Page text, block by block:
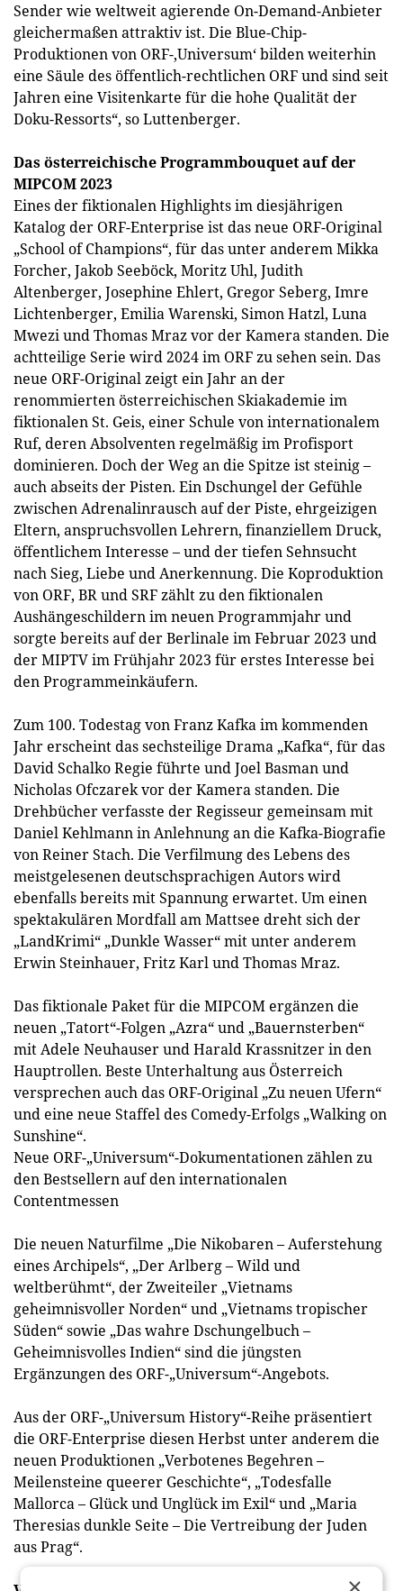
Sender wie weltweit agierende On-Demand-Anbieter
gleichermaßen attraktiv ist. Die Blue-Chip-
Produktionen von ORF-‚Universum‘ bilden weiterhin
eine Säule des öffentlich-rechtlichen ORF und sind seit
Jahren eine Visitenkarte für die hohe Qualität der
Doku-Ressorts“, so Luttenberger.
Das österreichische Programmbouquet auf der
MIPCOM 2023
Eines der fiktionalen Highlights im diesjährigen
Katalog der ORF-Enterprise ist das neue ORF-Original
„School of Champions“, für das unter anderem Mikka
Forcher, Jakob Seeböck, Moritz Uhl, Judith
Altenberger, Josephine Ehlert, Gregor Seberg, Imre
Lichtenberger, Emilia Warenski, Simon Hatzl, Luna
Mwezi und Thomas Mraz vor der Kamera standen. Die
achtteilige Serie wird 2024 im ORF zu sehen sein. Das
neue ORF-Original zeigt ein Jahr an der
renommierten österreichischen Skiakademie im
fiktionalen St. Geis, einer Schule von internationalem
Ruf, deren Absolventen regelmäßig im Profisport
dominieren. Doch der Weg an die Spitze ist steinig –
auch abseits der Pisten. Ein Dschungel der Gefühle
zwischen Adrenalinrausch auf der Piste, ehrgeizigen
Eltern, anspruchsvollen Lehrern, finanziellem Druck,
öffentlichem Interesse – und der tiefen Sehnsucht
nach Sieg, Liebe und Anerkennung. Die Koproduktion
von ORF, BR und SRF zählt zu den fiktionalen
Aushängeschildern im neuen Programmjahr und
sorgte bereits auf der Berlinale im Februar 2023 und
der MIPTV im Frühjahr 2023 für erstes Interesse bei
den Programmeinkäufern.
Zum 100. Todestag von Franz Kafka im kommenden
Jahr erscheint das sechsteilige Drama „Kafka“, für das
David Schalko Regie führte und Joel Basman und
Nicholas Ofczarek vor der Kamera standen. Die
Drehbücher verfasste der Regisseur gemeinsam mit
Daniel Kehlmann in Anlehnung an die Kafka-Biografie
von Reiner Stach. Die Verfilmung des Lebens des
meistgelesenen deutschsprachigen Autors wird
ebenfalls bereits mit Spannung erwartet. Um einen
spektakulären Mordfall am Mattsee dreht sich der
„LandKrimi“ „Dunkle Wasser“ mit unter anderem
Erwin Steinhauer, Fritz Karl und Thomas Mraz.
Das fiktionale Paket für die MIPCOM ergänzen die
neuen „Tatort“-Folgen „Azra“ und „Bauernsterben“
mit Adele Neuhauser und Harald Krassnitzer in den
Hauptrollen. Beste Unterhaltung aus Österreich
versprechen auch das ORF-Original „Zu neuen Ufern“
und eine neue Staffel des Comedy-Erfolgs „Walking on
Sunshine“.
Neue ORF-„Universum“-Dokumentationen zählen zu
den Bestsellern auf den internationalen
Contentmessen
Die neuen Naturfilme „Die Nikobaren – Auferstehung
eines Archipels“, „Der Arlberg – Wild und
weltberühmt“, der Zweiteiler „Vietnams
geheimnisvoller Norden“ und „Vietnams tropischer
Süden“ sowie „Das wahre Dschungelbuch –
Geheimnisvolles Indien“ sind die jüngsten
Ergänzungen des ORF-„Universum“-Angebots.
Aus der ORF-„Universum History“-Reihe präsentiert
die ORF-Enterprise diesen Herbst unter anderem die
neuen Produktionen „Verbotenes Begehren –
Meilensteine queerer Geschichte“, „Todesfalle
Mallorca – Glück und Unglück im Exil“ und „Maria
Theresias dunkle Seite – Die Vertreibung der Juden
aus Prag“.